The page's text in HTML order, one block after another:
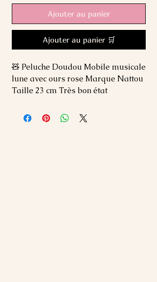
Ajouter au panier
Ajouter au panier 🛒
🧸 Peluche Doudou Mobile musicale
lune avec ours rose Marque Nattou
Taille 23 cm Très bon état